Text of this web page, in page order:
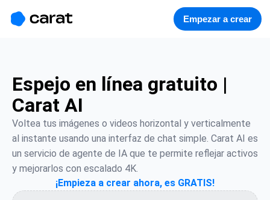
Empezar a crear
Espejo en línea gratuito |
Carat AI
Voltea tus imágenes o videos horizontal y verticalmente
al instante usando una interfaz de chat simple. Carat AI es
un servicio de agente de IA que te permite reflejar activos
y mejorarlos con escalado 4K.
¡Empieza a crear ahora, es GRATIS!